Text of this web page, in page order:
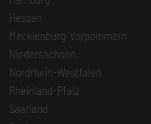
Hessen
Mecklenburg-Vorpommern
Niedersachsen
Nordrhein-Westfalen
Rheinland-Pfalz
Saarland